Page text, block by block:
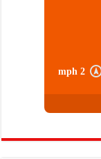
2 mph